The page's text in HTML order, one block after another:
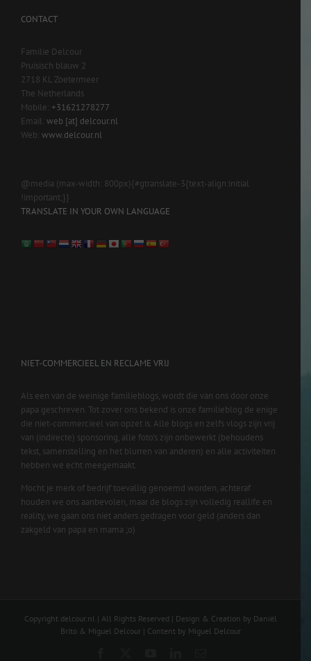
CONTACT
Familie Delcour
Pruisisch blauw 2
2718 KL Zoetermeer
The Netherlands
Mobile: +31621278277
Email: web [at] delcour.nl
Web: www.delcour.nl
@media (max-width: 800px){#gtranslate-3{text-align:initial
!important;}}
TRANSLATE IN YOUR OWN LANGUAGE
NIET-COMMERCIEEL EN RECLAME VRIJ
Als een van de weinige familieblogs, wordt die van ons door onze
papa geschreven. Tot zover ons bekend is onze familieblog de enige
die niet-commercieel van opzet is. Alle blogs en zelfs vlogs zijn vrij
van (indirecte) sponsoring, alle foto’s zijn onbewerkt (behoudens
tekst, samenstelling en het blurren van anderen) en alle activiteiten
hebben we echt meegemaakt.
Mocht je merk of bedrijf toevallig genoemd worden, achteraf
houden we ons aanbevolen, maar de blogs zijn volledig reallife en
reality, we gaan ons niet anders gedragen voor geld (anders dan
zakgeld van papa en mama ;o)
Copyright delcour.nl | All Rights Reserved | Design & Creation by Daniël
Brito & Miguel Delcour | Content by Miguel Delcour